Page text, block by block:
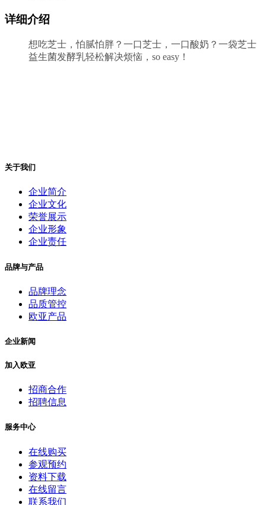
详细介绍
想吃芝士，怕腻怕胖？一口芝士，一口酸奶？一袋芝士
益生菌发酵乳轻松解决烦恼，so easy！
关于我们
企业简介
企业文化
荣誉展示
企业形象
企业责任
品牌与产品
品牌理念
品质管控
欧亚产品
企业新闻
加入欧亚
招商合作
招聘信息
服务中心
在线购买
参观预约
资料下载
在线留言
联系我们